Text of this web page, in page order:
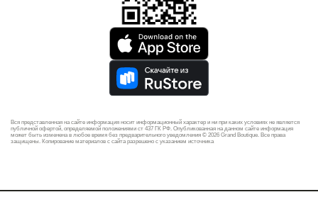
Вся представленная на сайте информация носит информационный характер и ни при каких условиях не является
публичной офертой, определяемой положениями ст 437 ГК РФ. Опубликованная на данном сайте информация
может быть изменена в любое время без предварительного уведомления © 2026 Grand Boutique. Все права
защищены. Копирование материалов с сайта разрешено с указанием источника